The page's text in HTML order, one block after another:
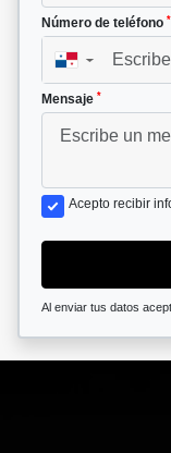
Número de teléfono *
▼
Mensaje *
Acepto recibir
Al enviar tus datos